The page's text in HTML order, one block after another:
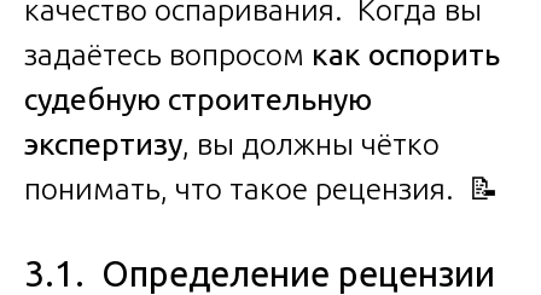
качество оспаривания. Когда вы
задаётесь вопросом как оспорить
судебную строительную
экспертизу, вы должны чётко
понимать, что такое рецензия. 📝
3.1. Определение рецензии